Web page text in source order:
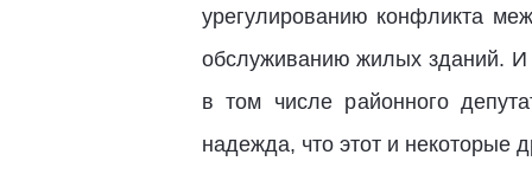
урегулированию конфликта
обслуживанию жилых зданий. И
в том числе районного
надежда, что этот и некоторые